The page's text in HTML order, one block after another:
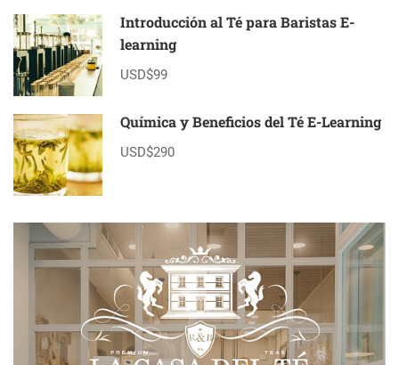
Introducción al Té para Baristas E-
learning
USD$99
Química y Beneficios del Té E-Learning
USD$290